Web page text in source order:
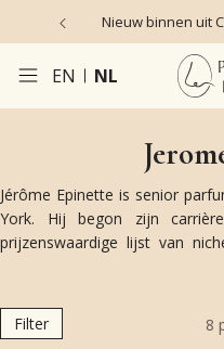
Nieuw binnen uit
EN NL
Jérôme Epinette is senior
York. Hij begon zijn
prijzenswaardige lijst van
klasse uitstralen. Als een
getalenteerde kok in zijn
Filter 8